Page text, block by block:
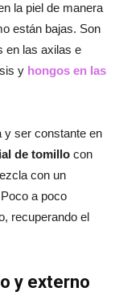
la piel de manera
están bajas. Son
en las axilas e
y hongos en las
y ser constante en
de tomillo con
con un
a poco
recuperando el
y externo